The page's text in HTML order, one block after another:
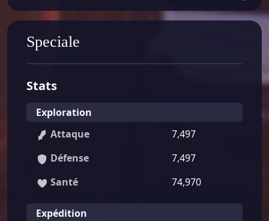
Speciale
Stats
Exploration
Attaque
7,497
Défense
7,497
Santé
74,970
Expédition